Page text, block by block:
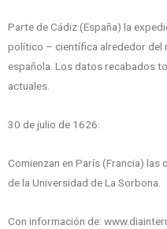
Parte de Cádiz (España) la
político – científica alrededor del
española. Los datos recabados
actuales.
30 de julio de 1626:
Comienzan en París (Francia)
de la Universidad de La Sorbona.
Con información de: